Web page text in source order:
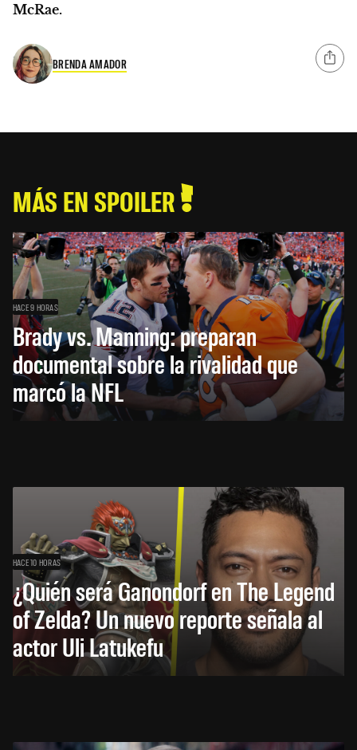
McRae.
BRENDA AMADOR
MÁS EN SPOILER
HACE 9 HORAS
Brady vs. Manning: preparan
documental sobre la rivalidad que
marcó la NFL
HACE 10 HORAS
¿Quién será Ganondorf en The Legend
of Zelda? Un nuevo reporte señala al
actor Uli Latukefu